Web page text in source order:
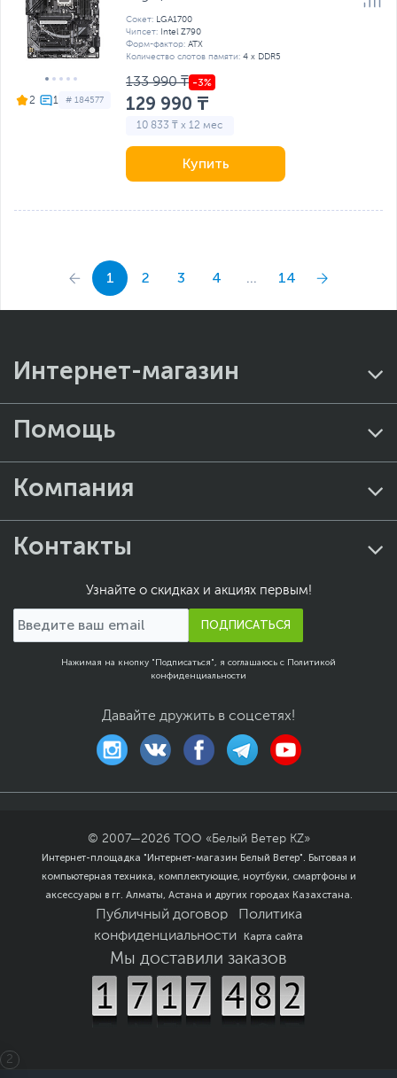
2 # 184577
Сокет:
LGA1700
Чипсет: Intel Z790
Форм-фактор: ATX
Количество слотов памяти: 4 x DDR5
133 990 ₸
129 990 ₸
10 833 ₸ x 12 мес
Купить
1 2 3 4 ... 14
Интернет-магазин
Помощь
Компания
Контакты
Узнайте о скидках и акциях первым!
ПОДПИСАТЬСЯ
Нажимая на кнопку "Подписаться", я соглашаюсь с Политикой
конфиденциальности
Давайте дружить в соцсетях!
© 2007—2026 ТОО «Белый Ветер KZ»
Интернет-площадка "Интернет-магазин Белый Ветер". Бытовая и
компьютерная техника, комплектующие, ноутбуки, смартфоны и
аксессуары в гг. Алматы, Астана и других городах Казахстана.
Публичный договор
Политика
конфиденциальности
Карта сайта
Мы доставили заказов
2